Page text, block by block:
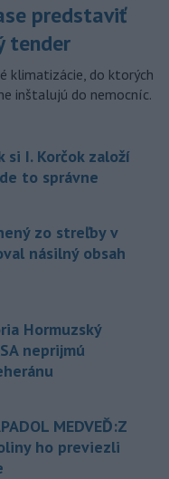
predstaviť
tender
klimatizácie, do ktorých
inštalujú do nemocníc.
si I. Korčok založí
to správne
zo streľby v
násilný obsah
Hormuzský
neprijmú
MEDVEĎ:Z
ho previezli